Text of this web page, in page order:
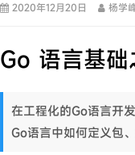
2020年12月20日 杨学
Go 语言基础
在工程化的Go语言开
Go语言中如何定义包